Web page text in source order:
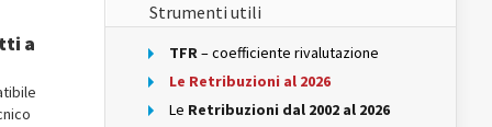
a
Strumenti utili
TFR– coefficiente rivalutazione
Le Retribuzioni al 2026
Le Retribuzioni dal 2002 al 2026